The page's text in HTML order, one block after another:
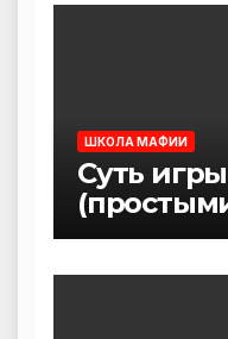
ШКОЛА МАФИИ
Суть